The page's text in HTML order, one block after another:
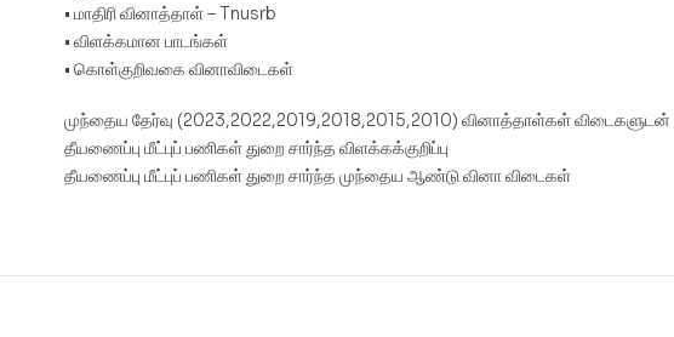
• மாதிரி வினாத்தாள் – Tnusrb
• விளக்கமான பாடங்கள்
• கொள்குறிவகை வினாவிடைகள்
முந்தைய தேர்வு (2023,2022,2019,2018,2015,2010) வினாத்தாள்கள் விடைகளுடன்
தீயணைப்பு மீட்புப் பணிகள் துறை சார்ந்த விளக்கக்குறிப்பு
தீயணைப்பு மீட்புப் பணிகள் துறை சார்ந்த முந்தைய ஆண்டு வினா விடைகள்